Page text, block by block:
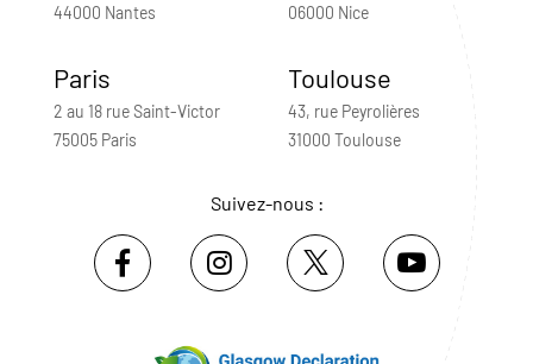
44000 Nantes
06000 Nice
Paris
2 au 18 rue Saint-Victor
75005 Paris
Toulouse
43, rue Peyrolières
31000 Toulouse
Suivez-nous :